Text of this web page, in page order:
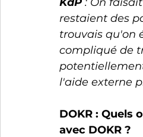
restaient des
trouvais qu'on
compliqué de
l'aide externe
DOKR : Quels
avec DOKR ?